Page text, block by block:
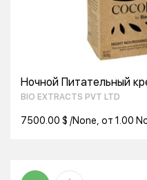
Ночной Питательный
BIO EXTRACTS PVT LTD
7500.00 $ /None, от 1.00